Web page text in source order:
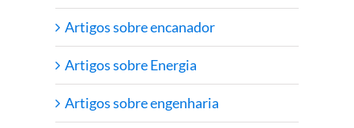
Artigos sobre encanador
Artigos sobre Energia
Artigos sobre engenharia